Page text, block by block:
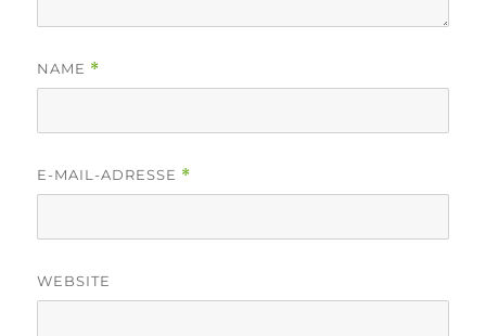
NAME *
E-MAIL-ADRESSE *
WEBSITE